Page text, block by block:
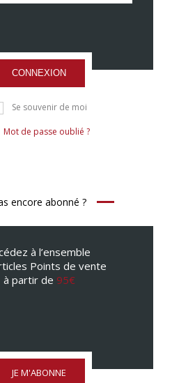
CONNEXION
Se souvenir de moi
Mot de passe oublié ?
encore abonné ?
à l’ensemble
Points de vente
à partir de 95€
JE M'ABONNE